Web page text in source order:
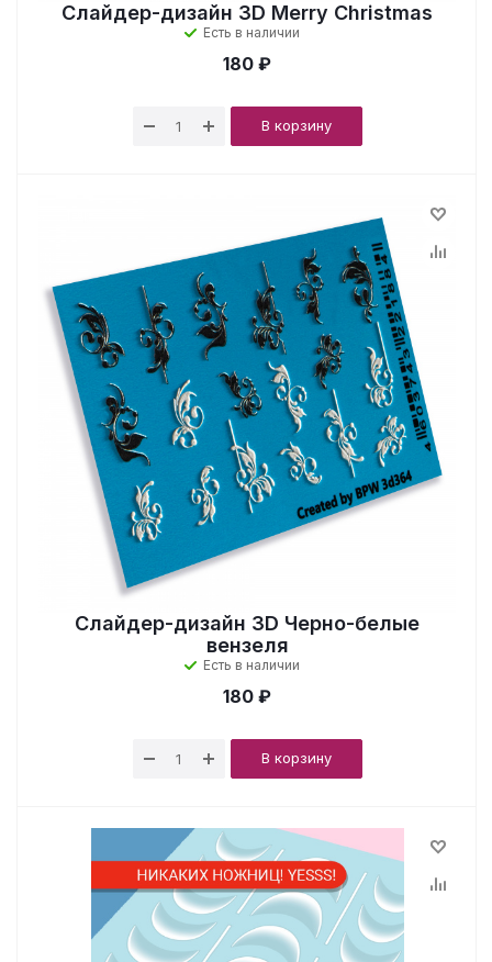
Слайдер-дизайн 3D Merry Christmas
Есть в наличии
180 ₽
В корзину
Слайдер-дизайн 3D Черно-белые
вензеля
Есть в наличии
180 ₽
В корзину